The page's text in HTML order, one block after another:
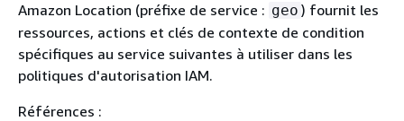
Amazon Location (préfixe de service : geo ) fournit les
ressources, actions et clés de contexte de condition
spécifiques au service suivantes à utiliser dans les
politiques d'autorisation IAM.
Références :